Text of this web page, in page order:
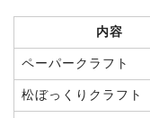
内容
ペーパークラフト
松ぼっくりクラフト